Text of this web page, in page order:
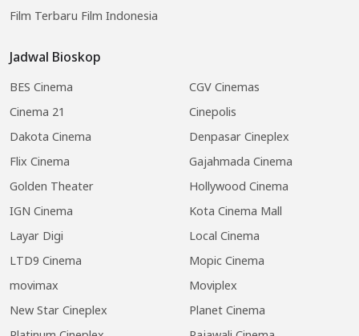
Film Terbaru Film Indonesia
Jadwal Bioskop
BES Cinema
CGV Cinemas
Cinema 21
Cinepolis
Dakota Cinema
Denpasar Cineplex
Flix Cinema
Gajahmada Cinema
Golden Theater
Hollywood Cinema
IGN Cinema
Kota Cinema Mall
Layar Digi
Local Cinema
LTD9 Cinema
Mopic Cinema
movimax
Moviplex
New Star Cineplex
Planet Cinema